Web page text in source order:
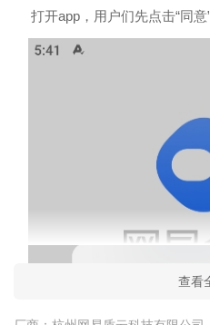
打开app，用户们先点击“同
查看